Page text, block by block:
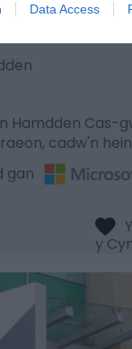
Data Access
Leisure
Hamdden Cas-
cadw'n
gan